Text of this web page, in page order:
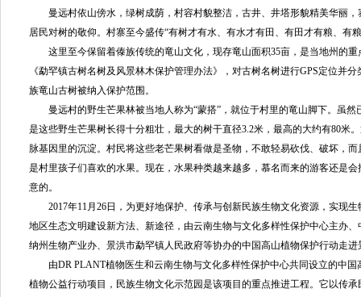
曼远村依山傍水，绿树成荫，村容村貌整洁，古井、井塔形貌精美华丽，
居民对树的敬仰。村寨至今盛传“有树才有水、有水才有田、有田才有粮、有
这里至今保留着傣族传统的竜山文化，现存竜山面积35亩，是当地州的重
《勐罕镇古树名树及风景林木保护管理办法》，对古树名树进行GPS定位并
族竜山古树被纳入保护范围。
曼远村的野生芒果林被当地人称为“蒙搭”，就位于村里的竜山脚下。虽然
是这些野生芒果树长得十分粗壮，最大的树干直径3.2米，最高的大约有80米
脉基因里的沉淀。村民将这些老芒果树看做是圣物，不敢轻易砍伐、破坏，
是村里孩子们喜欢的水果。现在，水果种类越来越多，慕名而来的游客还是
意的。
2017年11月26日，为更好地保护、传承与创新民族生物文化资源，实现生
地区生态文明建设新方法、新途径，由云南生物与文化多样性保护中心主办
纳州生物产业办、景洪市勐罕镇人民政府等协办的中国高山植物保护行动走
由DR PLANT植物医生和云南生物与文化多样性保护中心共同设立的中国
植物公益行动项目，民族生物文化示范园是该项目的重点推进工程。它以传